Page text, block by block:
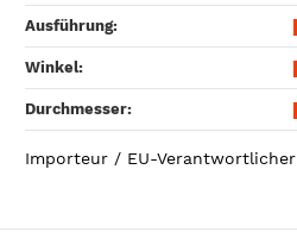
Ausführung‍:
Winkel‍:
Durchmesser‍:
Importeur / EU-Verantwortlicher